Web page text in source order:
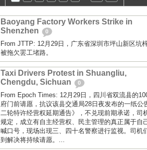
Baoyang Factory Workers Strike in
Shenzhen
0
From JTTP: 12月29日，广东省深圳市坪山新区坑
被拖欠罢工堵路。
Taxi Drivers Protest in Shuangliu,
Chengdu, Sichuan
0
From Epoch Times: 12月29日，四川省双流县的
府门前请愿，抗议该县交通局28日夜发布的一纸公
二轮特许经营权延期通告》，不兑现前期承诺，司
规定，成立有自主经营权、民主管理的真正属于自
喊口号，现场出现三、四十名警察进行监视。司机
到解决将持续请愿。...